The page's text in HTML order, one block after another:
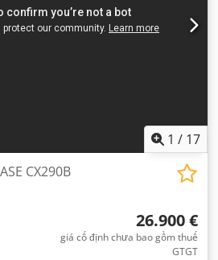
1 / 17
CX290B
26.900 €
giá cố định chưa bao gồm thuế
GTGT